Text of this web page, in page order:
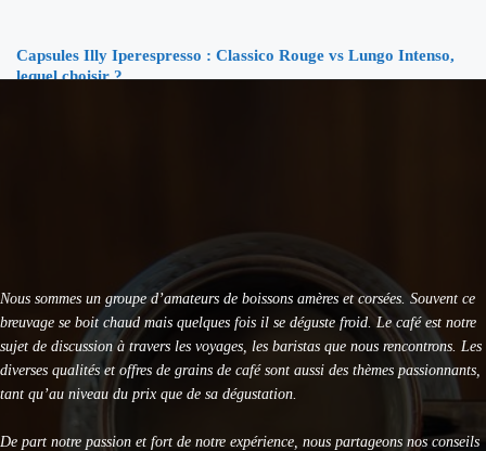
Capsules Illy Iperespresso : Classico Rouge vs Lungo Intenso,
lequel choisir ?
DeLonghi Specialista Arte EC9155 : Test Complet 2026
Nous sommes un groupe d’amateurs de boissons amères et corsées. Souvent ce
breuvage se boit chaud mais quelques fois il se déguste froid. Le café est notre
sujet de discussion à travers les voyages, les baristas que nous rencontrons. Les
diverses qualités et offres de grains de café sont aussi des thèmes passionnants,
tant qu’au niveau du prix que de sa dégustation.
De part notre passion et fort de notre expérience, nous partageons nos conseils